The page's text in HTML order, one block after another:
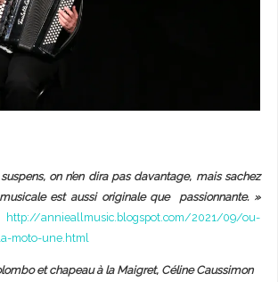
on n’en dira pas davantage, mais sachez
est aussi originale que passionnante. »
http://annieallmusic.blogspot.com/2021/09/ou-
moto-une.html
et chapeau à la Maigret, Céline Caussimon